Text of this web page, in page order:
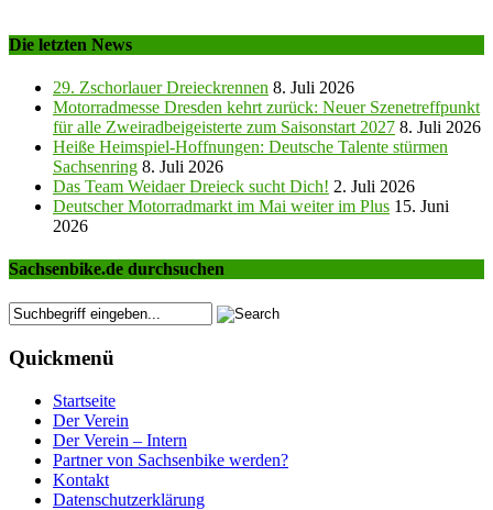
Die letzten News
29. Zschorlauer Dreieckrennen 8. Juli 2026
Motorradmesse Dresden kehrt zurück: Neuer Szenetreffpunkt
für alle Zweiradbeigeisterte zum Saisonstart 2027 8. Juli 2026
Heiße Heimspiel-Hoffnungen: Deutsche Talente stürmen
Sachsenring 8. Juli 2026
Das Team Weidaer Dreieck sucht Dich! 2. Juli 2026
Deutscher Motorradmarkt im Mai weiter im Plus 15. Juni
2026
Sachsenbike.de durchsuchen
Quickmenü
Startseite
Der Verein
Der Verein – Intern
Partner von Sachsenbike werden?
Kontakt
Datenschutzerklärung